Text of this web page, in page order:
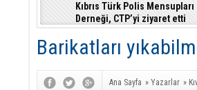
Kıbrıs Türk Polis Mensupları
Derneği, CTP’yi ziyaret etti
Barikatları
Ana Sayfa » Yazarlar »